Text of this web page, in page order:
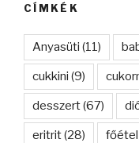
CÍMKÉK
Anyasüti (11)
cukkini (9)
desszert(67)
eritrit(28) főétel